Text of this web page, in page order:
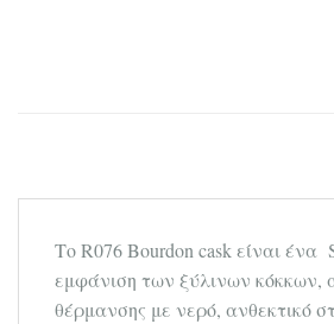
Το R076 Bourdon cask είναι
εμφάνιση των ξύλινων κόκκων,
θέρμανσης με νερό, ανθεκτικό